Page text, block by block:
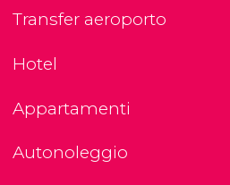
Transfer aeroporto
Hotel
Appartamenti
Autonoleggio